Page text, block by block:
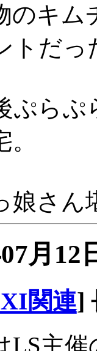
のキム
トだっ
ぷらぷ
娘さ
月12
関連]
LS主